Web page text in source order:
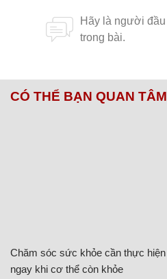
CÓ THỂ BẠN QUAN TÂM
Chăm sóc sức khỏe cần thực hiện
ngay khi cơ thể còn khỏe